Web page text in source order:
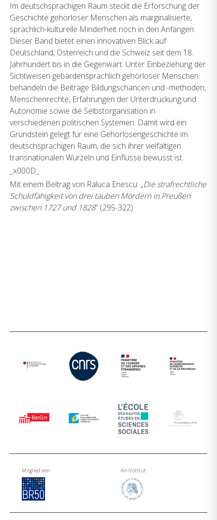
Im deutschsprachigen Raum steckt die Erforschung der
Geschichte gehörloser Menschen als marginalisierte,
sprachlich-kulturelle Minderheit noch in den Anfängen.
Dieser Band bietet einen innovativen Blick auf
Deutschland, Österreich und die Schweiz seit dem 18.
Jahrhundert bis in die Gegenwart. Unter Einbeziehung der
Sichtweisen gebärdensprachlich gehörloser Menschen
behandeln die Beiträge Bildungschancen und -methoden,
Menschenrechte, Erfahrungen der Unterdrückung und
Autonomie sowie die Selbstorganisation in
verschiedenen politischen Systemen. Damit wird ein
Grundstein gelegt für eine Gehörlosengeschichte im
deutschsprachigen Raum, die sich ihrer vielfältigen
transnationalen Wurzeln und Einflüsse bewusst ist.
_x000D_
Mit einem Beitrag von Raluca Enescu: „Die strafrechtliche
Schuldfähigkeit von drei tauben Mördern in Preußen
zwischen 1727 und 1828“ (295-322)
Mitglied von An-Institut